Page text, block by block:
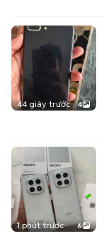
44 giây trước 4
1 phút trước 6